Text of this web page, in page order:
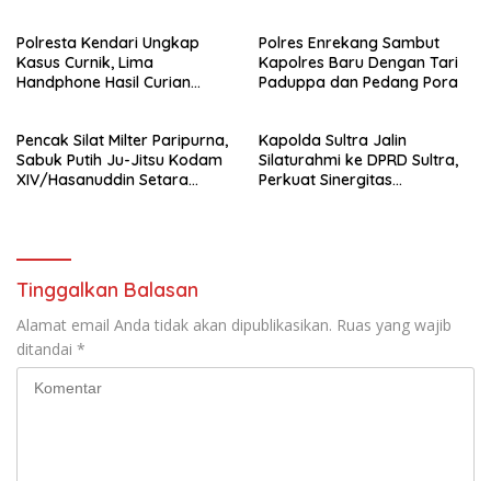
Kejaksaan
Polresta Kendari Ungkap
Kasus Curnik, Lima
Handphone Hasil Curian
Polres Enrekang Sambut
Kapolres Baru Dengan Tari
Paduppa dan Pedang Pora
Pencak Silat Milter Paripurna,
Sabuk Putih Ju-Jitsu Kodam
XIV/Hasanuddin Setara
Kapolda Sultra Jalin
Silaturahmi ke DPRD Sultra,
Perkuat Sinergitas
Tinggalkan Balasan
Alamat email Anda tidak akan dipublikasikan. Ruas yang wajib
ditandai *